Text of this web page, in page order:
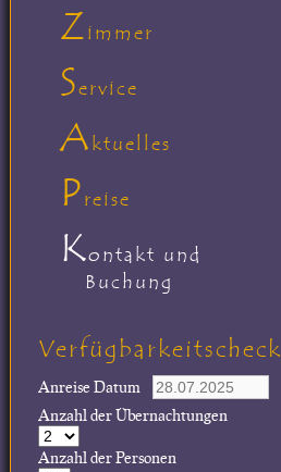
Zimmer
Service
Aktuelles
Preise
Kontakt und
Buchung
Verfügbarkeitscheck
Anreise Datum
Anzahl der Übernachtungen
Anzahl der Personen